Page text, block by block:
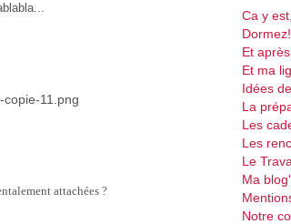
attachées ?
Ca y
Dormez!
Et
Et ma
Idées
La
Les
Les
Le
Ma
Notre